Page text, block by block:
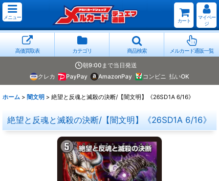
メニュー
カート
マイペー
ジ
高価買取表 カテゴリ 商品検索 メルカード通販一覧
朝9:00まで当日発送
クレカ
PayPay AmazonPay コンビニ 払いOK
ホーム > 闇文明 > 絶望と反魂と滅殺の決断/【闇文明】《26SD1A 6/16》
絶望と反魂と滅殺の決断/【闇文明】《26SD1A 6/16》